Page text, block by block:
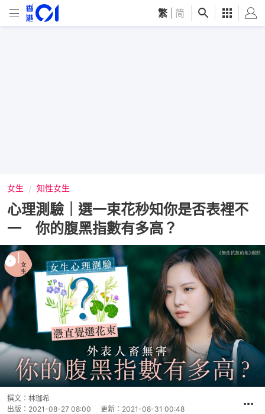
繁 简
女生 知性女生
心理測驗｜選一束花秒知你是否表裡不
一 你的腹黑指數有多高？
撰文： 林珈希
出版： 2021-08-27 08:00 更新： 2021-08-31 00:48